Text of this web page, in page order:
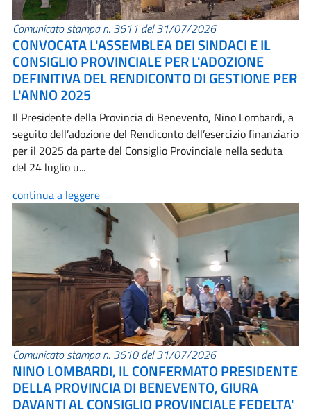
Comunicato stampa n. 3611 del 31/07/2026
CONVOCATA L'ASSEMBLEA DEI SINDACI E IL
CONSIGLIO PROVINCIALE PER L'ADOZIONE
DEFINITIVA DEL RENDICONTO DI GESTIONE PER
L'ANNO 2025
Il Presidente della Provincia di Benevento, Nino Lombardi, a
seguito dell’adozione del Rendiconto dell’esercizio finanziario
per il 2025 da parte del Consiglio Provinciale nella seduta
del 24 luglio u...
continua a leggere
Comunicato stampa n. 3610 del 31/07/2026
NINO LOMBARDI, IL CONFERMATO PRESIDENTE
DELLA PROVINCIA DI BENEVENTO, GIURA
DAVANTI AL CONSIGLIO PROVINCIALE FEDELTA'